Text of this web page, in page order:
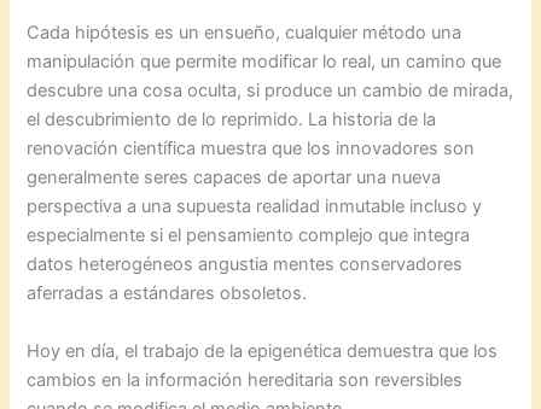
Cada hipótesis es un ensueño, cualquier método una
manipulación que permite modificar lo real, un camino que
descubre una cosa oculta, si produce un cambio de mirada,
el descubrimiento de lo reprimido. La historia de la
renovación científica muestra que los innovadores son
generalmente seres capaces de aportar una nueva
perspectiva a una supuesta realidad inmutable incluso y
especialmente si el pensamiento complejo que integra
datos heterogéneos angustia mentes conservadores
aferradas a estándares obsoletos.
Hoy en día, el trabajo de la epigenética demuestra que los
cambios en la información hereditaria son reversibles